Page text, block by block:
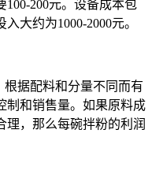
200元。设备成本包
大约为1000-2000元。
根据配料和分量不同而有
制和销售量。如果原料成
理，那么每碗拌粉的利润